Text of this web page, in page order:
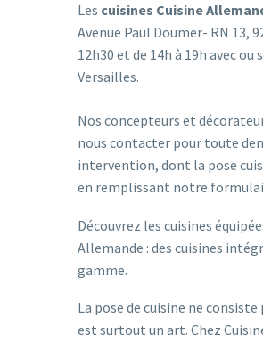
Les cuisines Cuisine
Avenue Paul Doumer- RN 13,
12h30 et de 14h à 19h avec
Versailles.
Nos concepteurs et
nous contacter pour toute
intervention, dont la pose
en remplissant notre
Découvrez les cuisines
Allemande : des cuisines
gamme.
La pose de cuisine ne
est surtout un art. Chez